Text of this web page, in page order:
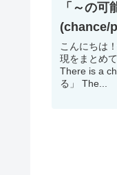
「～の
(chance/
こんにちは
現をまとめ
There is a
る」 The...